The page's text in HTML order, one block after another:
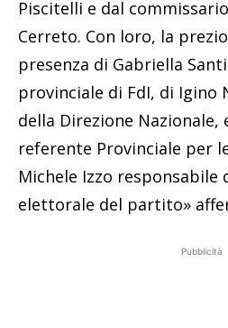
Piscitelli e dal
Cerreto. Con loro, la
presenza di Gabriella
provinciale di FdI, di Igino
della Direzione Nazionale,
referente Provinciale per
Michele Izzo
elettorale del partito»
Pubblicità